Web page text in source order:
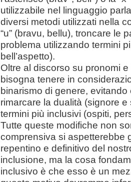
utilizzabile nel linguaggio
diversi metodi utilizzati nella
“u” (bravu, bellu), troncare le
problema utilizzando termini
bell’aspetto).
Oltre al discorso su pronomi
bisogna tenere in
binarismo di genere,
rimarcare la dualità (signore
termini più inclusivi (ospiti,
Tutte queste modifiche non
comprensiva si aspetterebbe
repentino e definitivo del
inclusione, ma la cosa
inclusivo è che esso è un